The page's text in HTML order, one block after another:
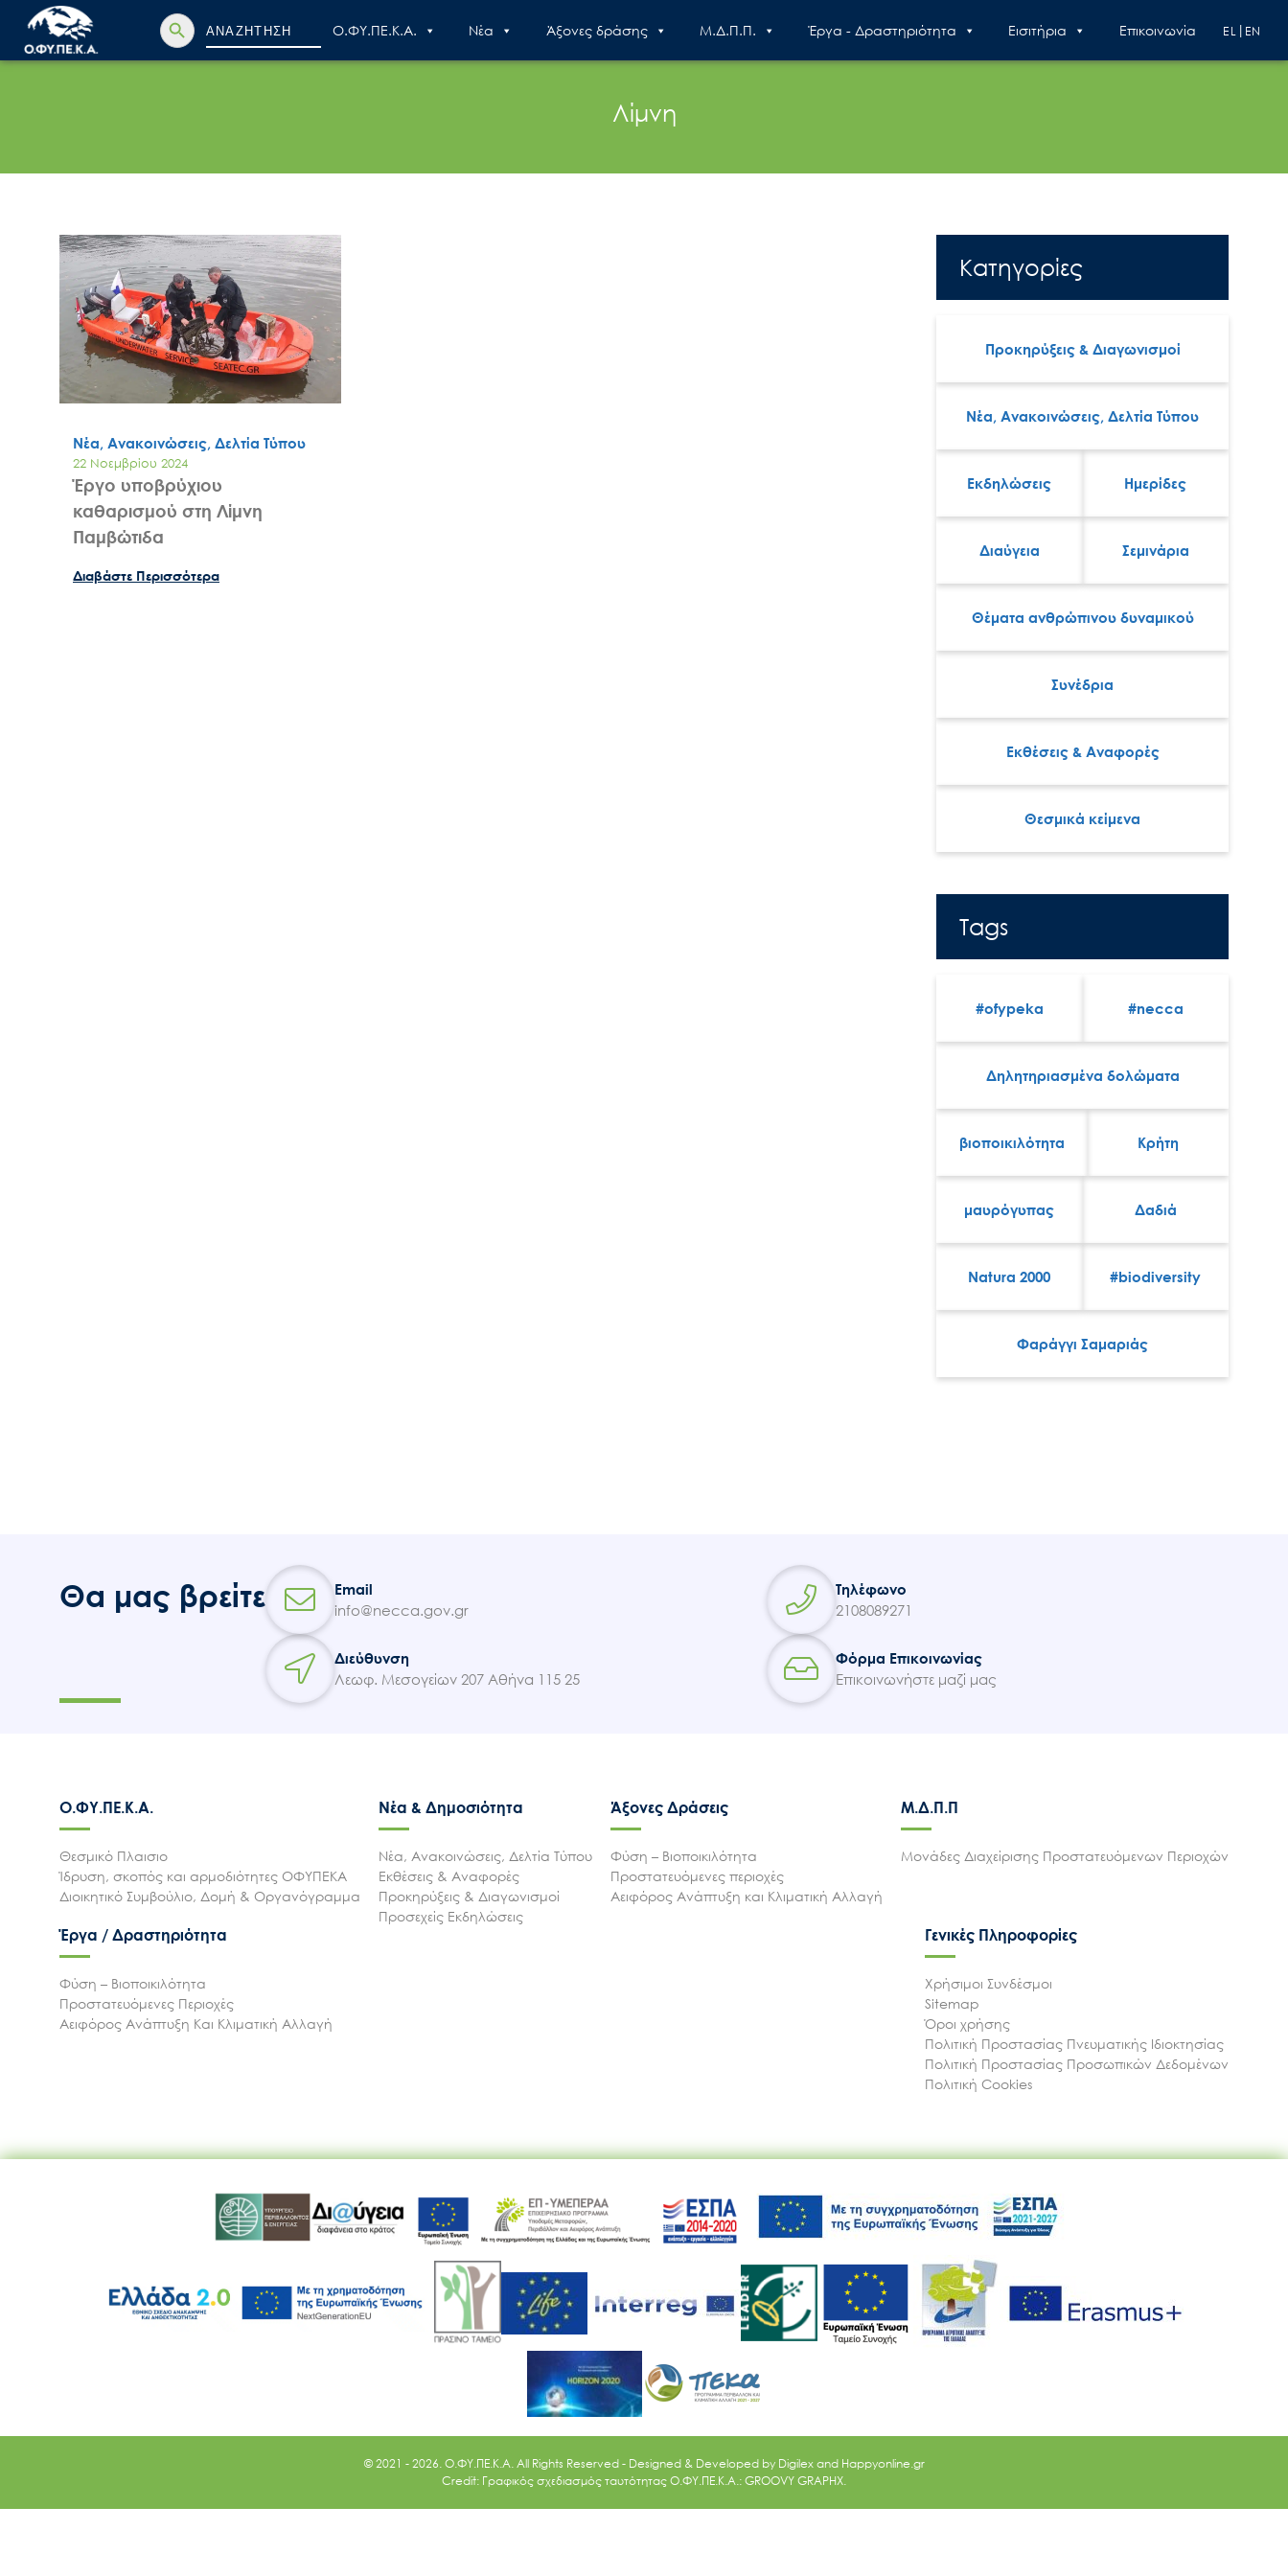
Search
for:
Search Button
Ο.ΦΥ.ΠΕ.Κ.Α. Nέα Άξονες δράσης Μ.Δ.Π.Π. Έργα - Δραστηριότητα Εισιτήρια Επικοινωνία EN
EL
Ακολουθήστε μας
Λίμνη
Νέα, Ανακοινώσεις, Δελτία Τύπου
22 Νοεμβρίου 2024
Έργο υποβρύχιου
καθαρισμού στη Λίμνη
Παμβώτιδα
Διαβάστε Περισσότερα
Κατηγορίες
Προκηρύξεις & Διαγωνισμοί
Νέα, Ανακοινώσεις, Δελτία Τύπου
Εκδηλώσεις Ημερίδες
Διαύγεια Σεμινάρια
Θέματα ανθρώπινου δυναμικού
Συνέδρια
Εκθέσεις & Αναφορές
Θεσμικά κείμενα
Tags
#ofypeka #necca
Δηλητηριασμένα δολώματα
βιοποικιλότητα Κρήτη
μαυρόγυπας Δαδιά
Natura 2000 #biodiversity
Φαράγγι Σαμαριάς
Θα μας βρείτε
Email
info@necca.gov.gr
Τηλέφωνο
2108089271
Διεύθυνση
Λεωφ. Μεσογείων 207 Αθήνα 115 25
Φόρμα Επικοινωνίας
Επικοινωνήστε μαζί μας
Ο.ΦΥ.ΠΕ.Κ.Α.
Θεσμικό Πλαισιο
Ίδρυση, σκοπός και αρμοδιότητες ΟΦΥΠΕΚΑ
Διοικητικό Συμβούλιο, Δομή & Οργανόγραμμα
Νέα & Δημοσιότητα
Νέα, Ανακοινώσεις, Δελτία Τύπου
Εκθέσεις & Αναφορές
Προκηρύξεις & Διαγωνισμοί
Προσεχείς Εκδηλώσεις
Άξονες Δράσεις
Φύση – Βιοποικιλότητα
Προστατευόμενες περιοχές
Αειφόρος Ανάπτυξη και Κλιματική Αλλαγή
Μ.Δ.Π.Π
Μονάδες Διαχείρισης Προστατευόμενων Περιοχών
Έργα / Δραστηριότητα
Φύση – Βιοποικιλότητα
Προστατευόμενες Περιοχές
Αειφόρος Ανάπτυξη Και Κλιματική Αλλαγή
Γενικές Πληροφορίες
Χρήσιμοι Συνδέσμοι
Sitemap
Όροι χρήσης
Πολιτική Προστασίας Πνευματικής Ιδιοκτησίας
Πολιτική Προστασίας Προσωπικών Δεδομένων
Πολιτική Cookies
© 2021 - 2026. O.ΦΥ.ΠΕ.Κ.Α. All Rights Reserved - Designed & Developed by Digilex and Happyonline.gr
Credit: Γραφικός σχεδιασμός ταυτότητας Ο.ΦΥ.ΠΕ.Κ.Α.: GROOVY GRAPHX.